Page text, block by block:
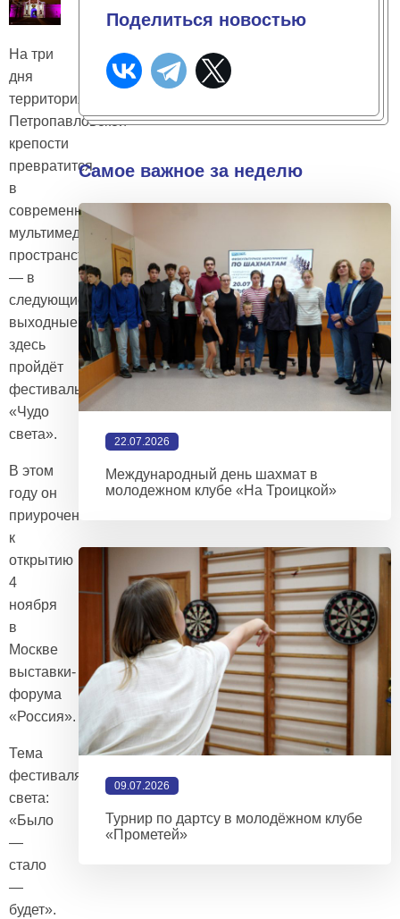
На три
дня
территория
Петропавловской
крепости
превратится
в
современное
мультимедийное
пространство
— в
следующие
выходные
здесь
пройдёт
фестиваль
«Чудо
света».
В этом
году он
приурочен
к
открытию
4
ноября
в
Москве
выставки-
форума
«Россия».
Тема
фестиваля
света:
«Было
—
стало
—
будет».
Поделиться новостью
Самое важное за неделю
22.07.2026
Международный день шахмат в
молодежном клубе «На Троицкой»
09.07.2026
Турнир по дартсу в молодёжном клубе
«Прометей»